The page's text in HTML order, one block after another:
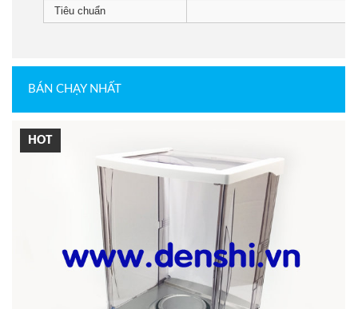
Tiêu chuẩn
BÁN CHẠY NHẤT
HOT